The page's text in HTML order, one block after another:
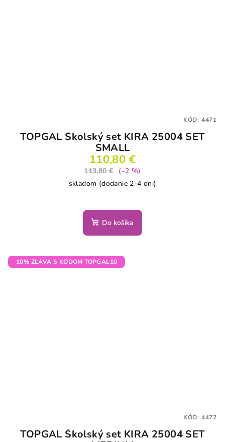
TOPGAL Školský set KIRA 25004 SET
SMALL
110,80 €
113,80 €
(–2 %)
skladom (dodanie 2-4 dni)
Do košíka
KÓD: 4471
10% ZĽAVA S KÓDOM TOPGAL10
TOPGAL Školský set KIRA 25004 SET
KÓD: 4472